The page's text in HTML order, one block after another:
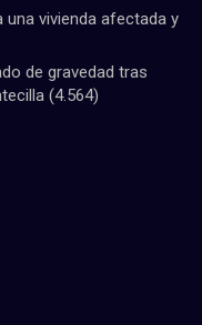
una vivienda afectada y
de gravedad tras
(4.564)